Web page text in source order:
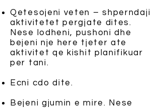
Qetesojeni veten – shperndaji
aktivitetet pergjate dites.
Nese lodheni, pushoni dhe
bejeni nje here tjeter ate
aktivitet qe kishit planifikuar
per tani.
Ecni cdo dite.
Bejeni gjumin e mire. Nese